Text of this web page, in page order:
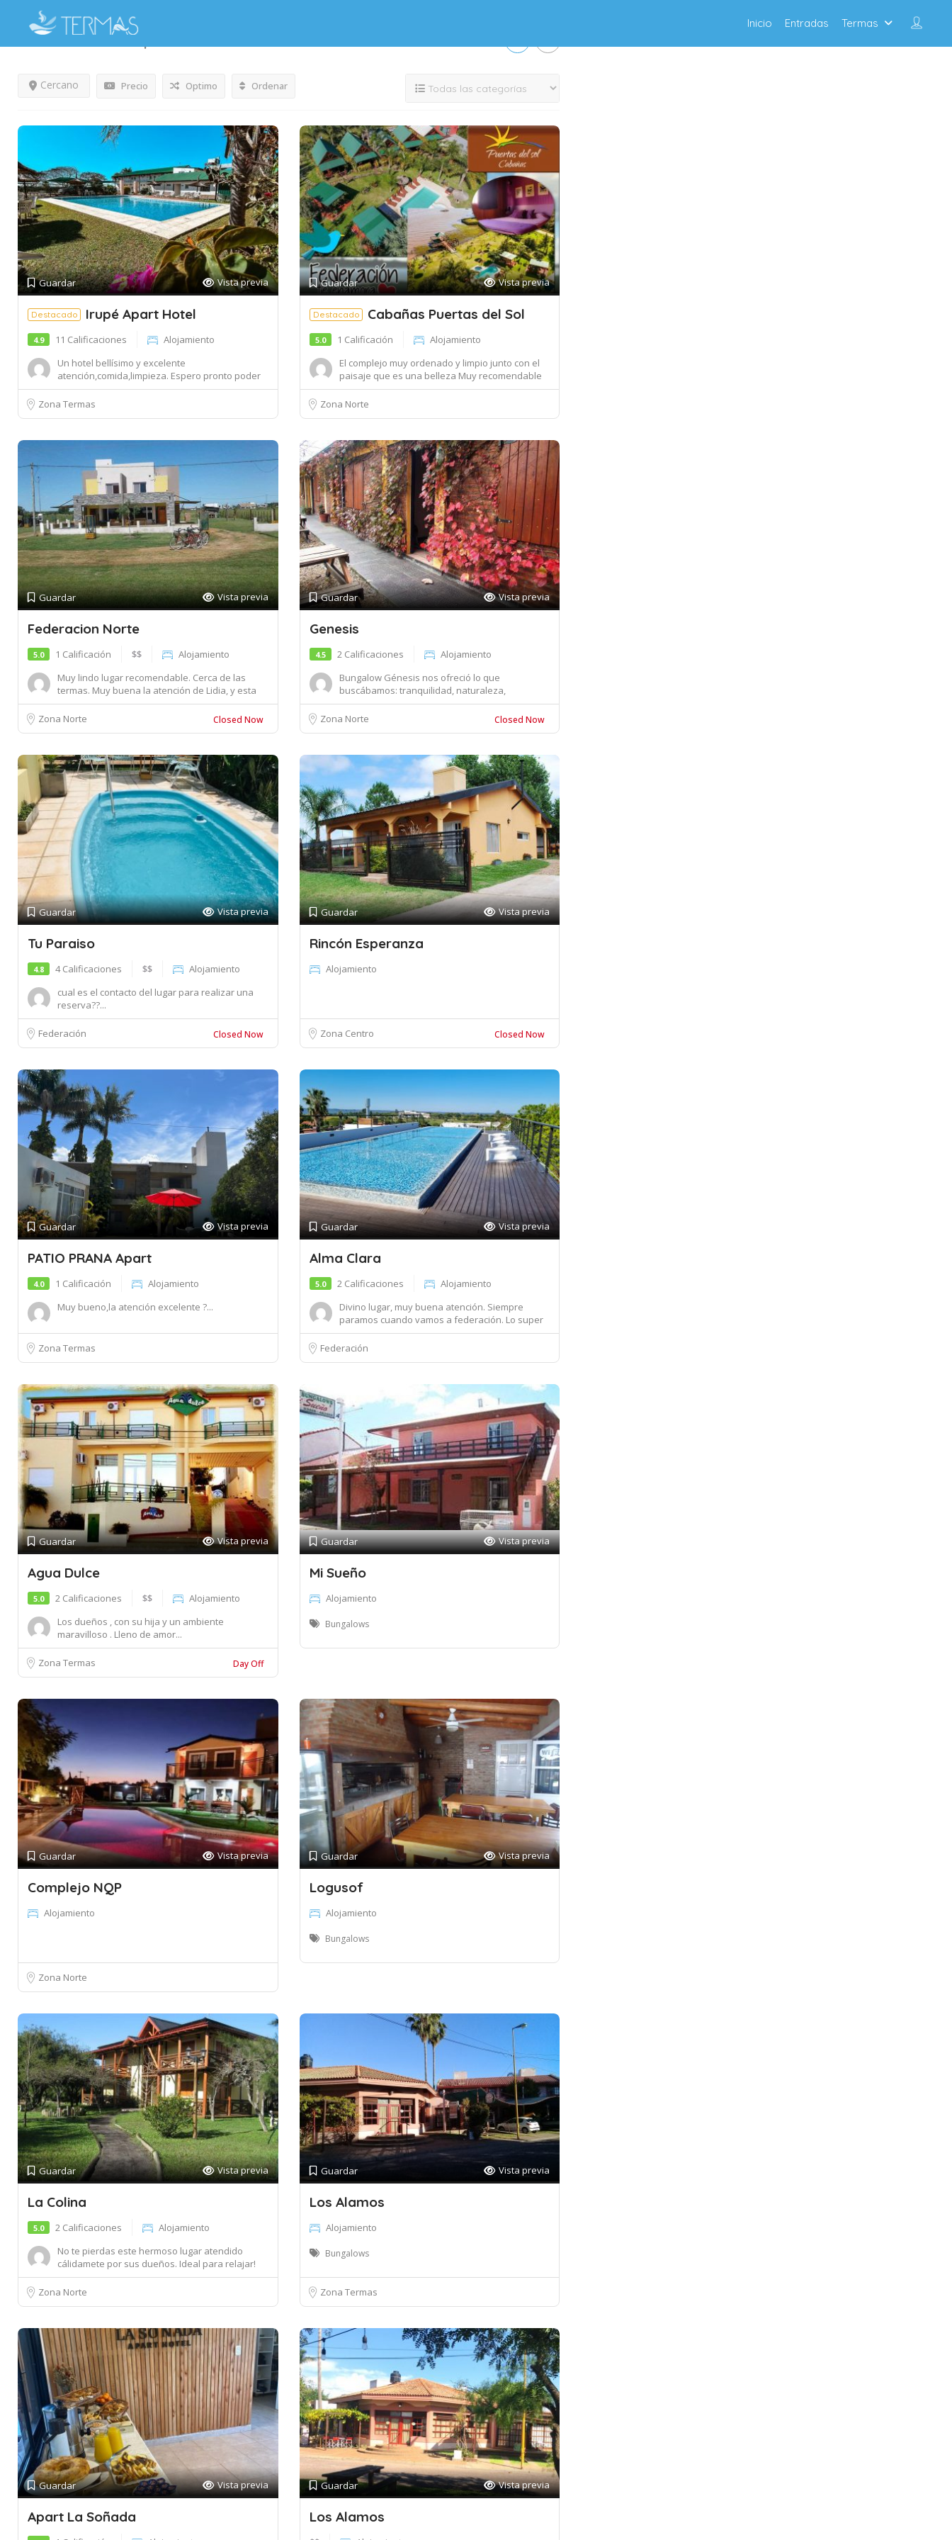
Inicio Entradas Termas
Precio
Cercano Optimo Ordenar
Guardar Vista previa
Destacado Irupé Apart Hotel
4.9 11 Calificaciones
Alojamiento
Un hotel bellísimo y excelente
atención,comida,limpieza. Espero pronto poder
volver....
Zona Termas
Guardar Vista previa
Destacado Cabañas Puertas del Sol
5.0 1 Calificación
Alojamiento
El complejo muy ordenado y limpio junto con el
paisaje que es una belleza Muy recomendable
para...
Zona Norte
Guardar Vista previa
Federacion Norte
5.0 1 Calificación $$
Alojamiento
Muy lindo lugar recomendable. Cerca de las
termas. Muy buena la atención de Lidia, y esta
en u...
Zona Norte
Closed Now
Guardar Vista previa
Genesis
4.5 2 Calificaciones
Alojamiento
Bungalow Génesis nos ofreció lo que
buscábamos: tranquilidad, naturaleza,
seguridad, comodid...
Zona Norte
Closed Now
Guardar Vista previa
Tu Paraiso
4.8 4 Calificaciones $$
Alojamiento
cual es el contacto del lugar para realizar una
reserva??...
Federación Closed Now
Guardar Vista previa
Rincón Esperanza
Alojamiento
Zona Centro Closed Now
Guardar Vista previa
PATIO PRANA Apart
4.0 1 Calificación
Alojamiento
Muy bueno,la atención excelente ?...
Zona Termas
Guardar Vista previa
Alma Clara
5.0 2 Calificaciones
Alojamiento
Divino lugar, muy buena atención. Siempre
paramos cuando vamos a federación. Lo super
recomie...
Federación
Guardar Vista previa
Agua Dulce
5.0 2 Calificaciones $$
Alojamiento
Los dueños , con su hija y un ambiente
maravilloso . Lleno de amor...
Zona Termas Day Off
Guardar Vista previa
Mi Sueño
Alojamiento
Bungalows
Guardar Vista previa
Complejo NQP
Alojamiento
Zona Norte
Guardar Vista previa
Logusof
Alojamiento
Bungalows
Guardar Vista previa
La Colina
5.0 2 Calificaciones
Alojamiento
No te pierdas este hermoso lugar atendido
cálidamete por sus dueños. Ideal para relajar!
Muy ...
Zona Norte
Guardar Vista previa
Los Alamos
Alojamiento
Bungalows
Zona Termas
Guardar Vista previa
Apart La Soñada
Guardar Vista previa
Los Alamos